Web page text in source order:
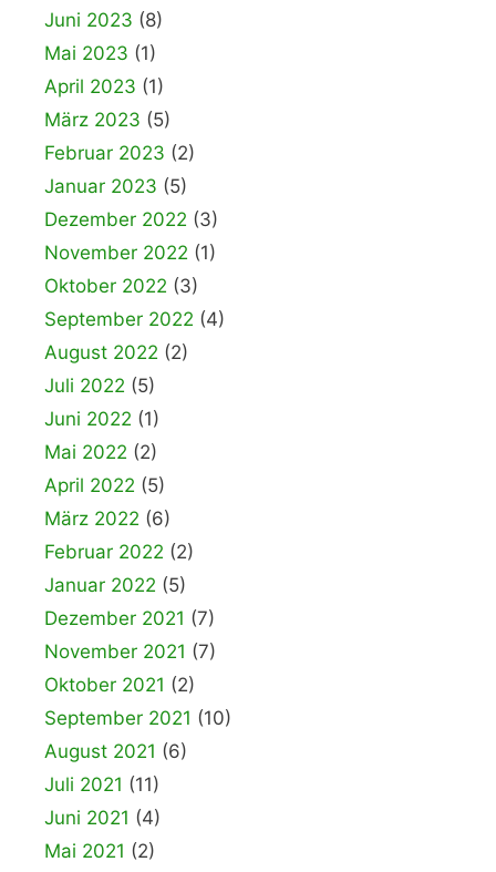
Juni 2023 (8)
Mai 2023 (1)
April 2023 (1)
März 2023 (5)
Februar 2023 (2)
Januar 2023 (5)
Dezember 2022 (3)
November 2022 (1)
Oktober 2022 (3)
September 2022 (4)
August 2022 (2)
Juli 2022 (5)
Juni 2022 (1)
Mai 2022 (2)
April 2022 (5)
März 2022 (6)
Februar 2022 (2)
Januar 2022 (5)
Dezember 2021 (7)
November 2021 (7)
Oktober 2021 (2)
September 2021 (10)
August 2021 (6)
Juli 2021 (11)
Juni 2021 (4)
Mai 2021 (2)